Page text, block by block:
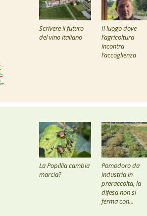
Scrivere il futuro
del vino italiano
Il luogo dove
l’agricoltura
incontra
l’accoglienza
La Popillia cambia
marcia?
Pomodoro da
industria in
preraccolta, la
difesa non si
ferma con...